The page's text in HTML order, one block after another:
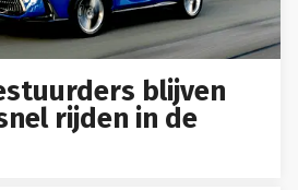
blijven
rijden in de